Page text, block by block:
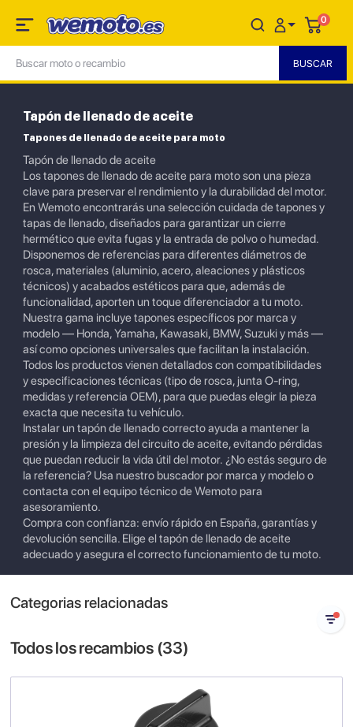
0
Tapón de llenado de aceite
Tapones de llenado de aceite para moto
Tapón de llenado de aceite
Los tapones de llenado de aceite para moto son una pieza
clave para preservar el rendimiento y la durabilidad del motor.
En Wemoto encontrarás una selección cuidada de tapones y
tapas de llenado, diseñados para garantizar un cierre
hermético que evita fugas y la entrada de polvo o humedad.
Disponemos de referencias para diferentes diámetros de
rosca, materiales (aluminio, acero, aleaciones y plásticos
técnicos) y acabados estéticos para que, además de
funcionalidad, aporten un toque diferenciador a tu moto.
Nuestra gama incluye tapones específicos por marca y
modelo — Honda, Yamaha, Kawasaki, BMW, Suzuki y más —
así como opciones universales que facilitan la instalación.
Todos los productos vienen detallados con compatibilidades
y especificaciones técnicas (tipo de rosca, junta O-ring,
medidas y referencia OEM), para que puedas elegir la pieza
exacta que necesita tu vehículo.
Instalar un tapón de llenado correcto ayuda a mantener la
presión y la limpieza del circuito de aceite, evitando pérdidas
que puedan reducir la vida útil del motor. ¿No estás seguro de
la referencia? Usa nuestro buscador por marca y modelo o
contacta con el equipo técnico de Wemoto para
asesoramiento.
Compra con confianza: envío rápido en España, garantías y
devolución sencilla. Elige el tapón de llenado de aceite
adecuado y asegura el correcto funcionamiento de tu moto.
Categorias relacionadas
Todos los recambios (33)